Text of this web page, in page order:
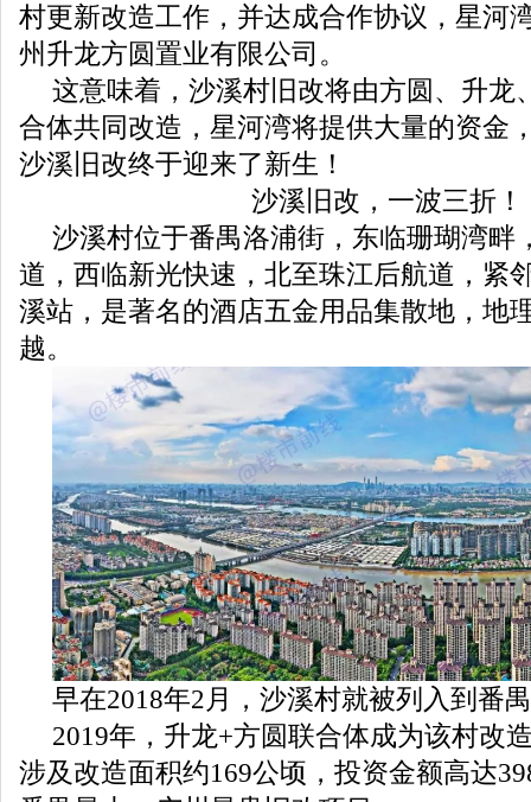
村更新改造工作，并达成合作协议，星河
州升龙方圆置业有限公司。
这意味着，沙溪村旧改将由方圆、升龙
合体共同改造，星河湾将提供大量的资金
沙溪旧改终于迎来了新生！
沙溪旧改，一波三折！
沙溪村位于番禺洛浦街，东临珊瑚湾畔
道，西临新光快速，北至珠江后航道，紧
溪站，是著名的酒店五金用品集散地，地
越。
早在2018年2月，沙溪村就被列入到番
2019年，升龙+方圆联合体成为该村改
涉及改造面积约169公顷，投资金额高达